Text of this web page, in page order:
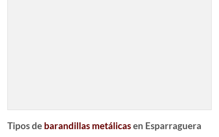
Tipos de barandillas metálicasen Esparraguera